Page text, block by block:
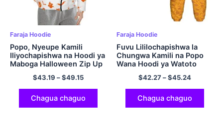
Faraja Hoodie
Popo, Nyeupe Kamili
Iliyochapishwa na Hoodi ya
Maboga Halloween Zip Up
Sweatshirt ya Hoodie
Polyester kwa Wanaume
na Wanawake
$43.19 –$49.15
Chagua chaguo
Faraja Hoodie
Fuvu Lililochapishwa la
Chungwa Kamili na Popo
Wana Hoodi ya Watoto
Waweka Hoodie ya
Halloween Inaweka Hoodi
ya Faraja kwa Watoto
$42.27–$45.24
Chagua chaguo